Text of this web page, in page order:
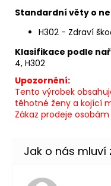
Standardní věty o
H302 - Zdraví
Klasifikace podle
4, H302
Upozornění:
Tento výrobek
těhotné ženy a kojící
Zákaz prodeje